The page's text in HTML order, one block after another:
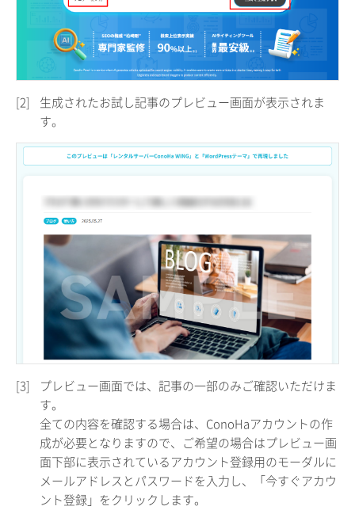
[2]
生成されたお試し記事のプレビュー画面が表示されま
す。
[3]
プレビュー画面では、記事の一部のみご確認いただけま
す。
全ての内容を確認する場合は、ConoHaアカウントの作
成が必要となりますので、ご希望の場合はプレビュー画
面下部に表示されているアカウント登録用のモーダルに
メールアドレスとパスワードを入力し、「今すぐアカウ
ント登録」をクリックします。